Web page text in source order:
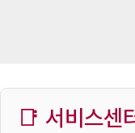
📑 서비스센